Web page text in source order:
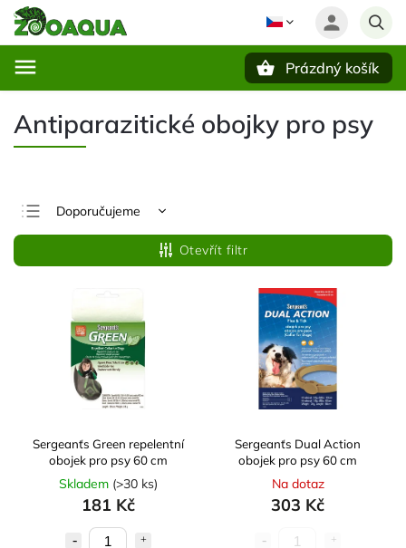
Prázdný košík
Antiparazitické obojky pro psy
Doporučujeme
Nejlevnější
Nejdražší
Abecedně
Otevřít filtr
Sergeanťs Green repelentní
obojek pro psy 60 cm
Skladem (>30 ks)
181 Kč
Sergeanťs Dual Action
obojek pro psy 60 cm
Na dotaz
303 Kč